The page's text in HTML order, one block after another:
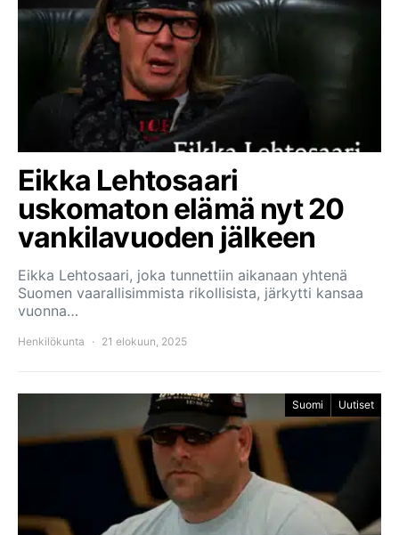
Eikka Lehtosaari
uskomaton elämä nyt 20
vankilavuoden jälkeen
Eikka Lehtosaari, joka tunnettiin aikanaan yhtenä
Suomen vaarallisimmista rikollisista, järkytti kansaa
vuonna…
Henkilökunta 21 elokuun, 2025
Suomi Uutiset